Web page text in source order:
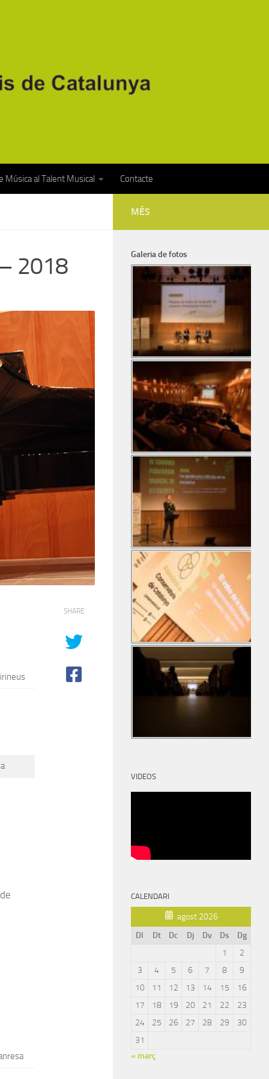
Música al Talent Musical Contacte
2018
SHARE
MÉS
Galeria de fotos
VIDEOS
CALENDARI
agost 2026
Dl
Dt Dc Dj Dv Ds
Dg
1
2
3
4 5 6 7 8
9
10
11 12 13 14 15
16
17
18 19 20 21 22
23
24
25 26 27 28 29
30
31
« març